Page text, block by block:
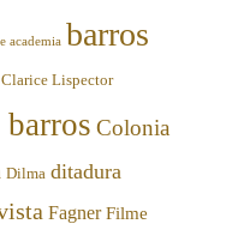
academia barros
Clarice Lispector
Colonia
Dilma ditadura
Fagner Filme